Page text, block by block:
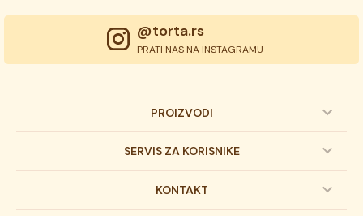
@torta.rs
PRATI NAS NA INSTAGRAMU
PROIZVODI
Dečije torte
Svadbene torte
SERVIS ZA KORISNIKE
Prijava na newsletter
KONTAKT